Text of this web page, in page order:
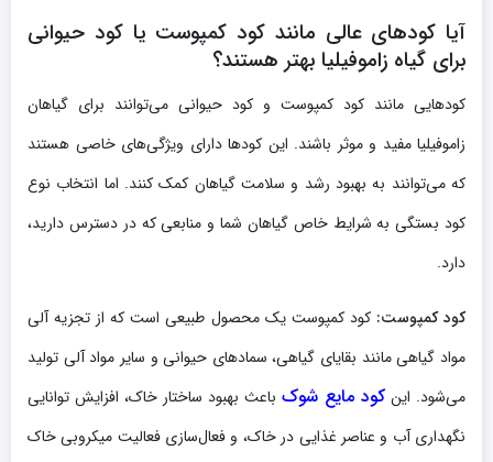
آیا کودهای عالی مانند کود کمپوست یا کود حیوانی
برای گیاه زاموفیلیا بهتر هستند؟
کودهایی مانند کود کمپوست و کود حیوانی می‌توانند برای گیاهان
زاموفیلیا مفید و موثر باشند. این کودها دارای ویژگی‌های خاصی هستند
که می‌توانند به بهبود رشد و سلامت گیاهان کمک کنند. اما انتخاب نوع
کود بستگی به شرایط خاص گیاهان شما و منابعی که در دسترس دارید،
دارد.
کود کمپوست: کود کمپوست یک محصول طبیعی است که از تجزیه آلی
مواد گیاهی مانند بقایای گیاهی، سمادهای حیوانی و سایر مواد آلی تولید
می‌شود. این کود مایع شوک باعث بهبود ساختار خاک، افزایش توانایی
نگهداری آب و عناصر غذایی در خاک، و فعال‌سازی فعالیت میکروبی خاک